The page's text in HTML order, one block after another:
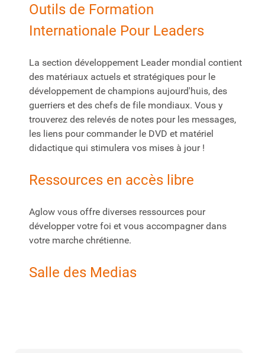
Outils de Formation
Internationale Pour Leaders
La section développement Leader mondial contient
des matériaux actuels et stratégiques pour le
développement de champions aujourd'huis, des
guerriers et des chefs de file mondiaux. Vous y
trouverez des relevés de notes pour les messages,
les liens pour commander le DVD et matériel
didactique qui stimulera vos mises à jour !
Ressources en accès libre
Aglow vous offre diverses ressources pour
développer votre foi et vous accompagner dans
votre marche chrétienne.
Salle des Medias